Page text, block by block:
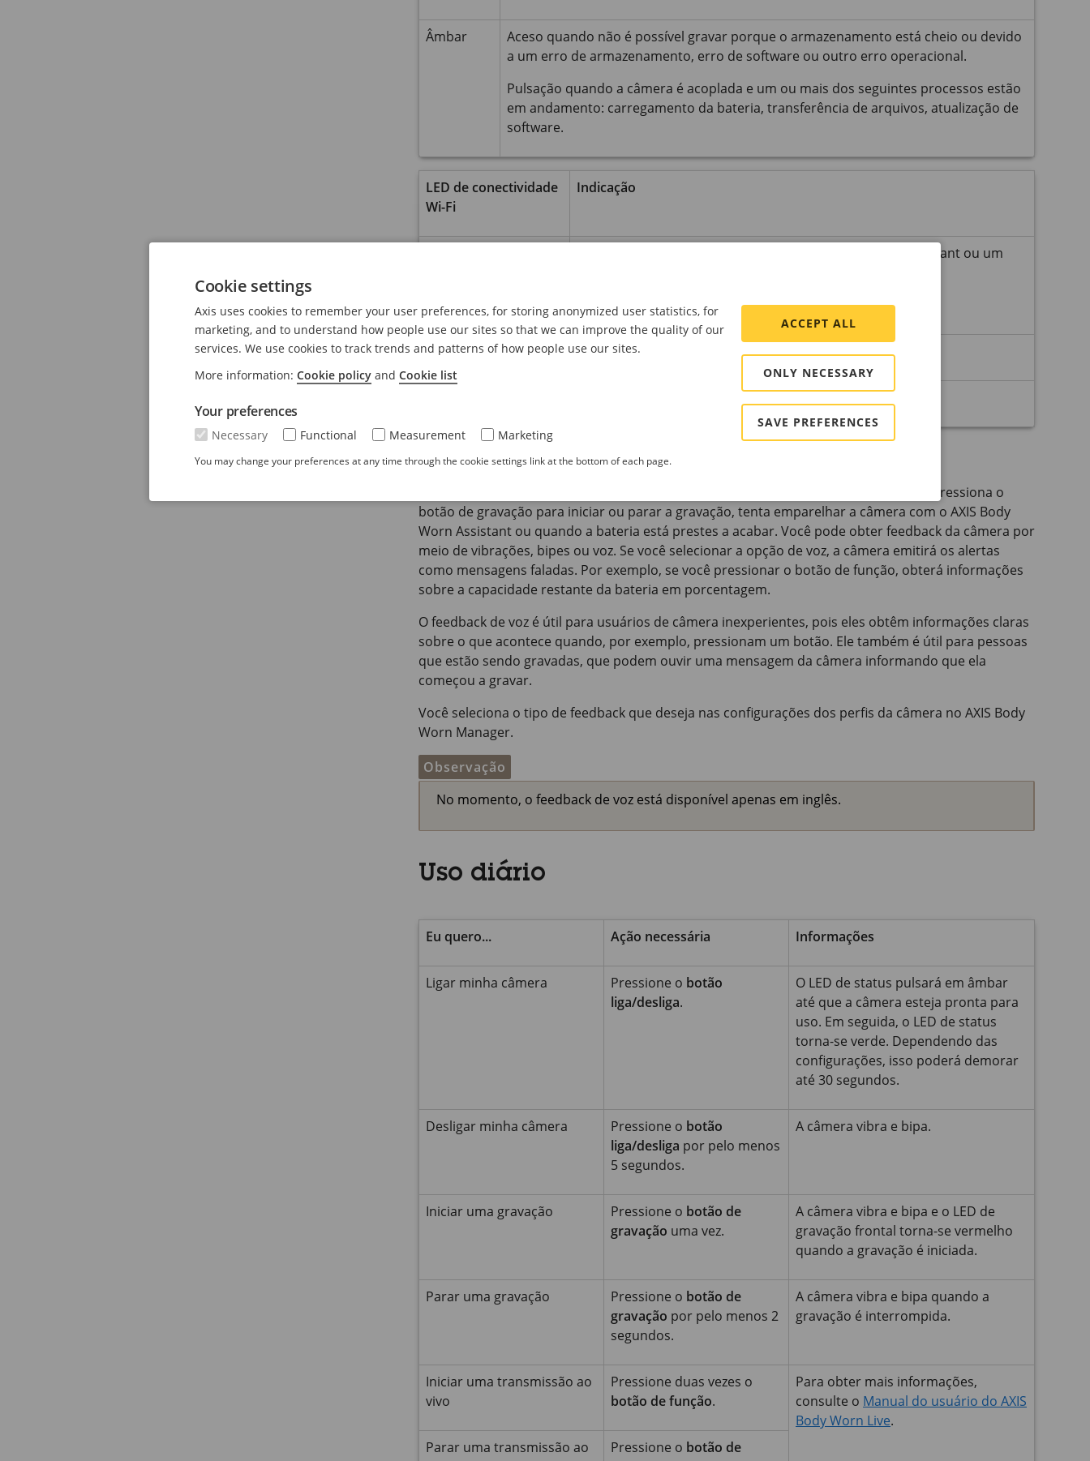
Âmbar
Aceso quando não é possível gravar porque o armazenamento está cheio ou devido
a um erro de armazenamento, erro de software ou outro erro operacional.
Pulsação quando a câmera é acoplada e um ou mais dos seguintes processos estão
em andamento: carregamento da bateria, transferência de arquivos, atualização de
software.
LED de conectividade
Wi-Fi
Indicação
Worn Assistant ou um
Estável ao transmitir para oAXIS BodyWorn Live.
Âmbar Pulsando ao tentar emparelhar/conectar.
Acende quando o emparelhamento/conexão falha.
Feedback de voz
Quando você usa a câmera, ela pode fornecer feedback quando você, por exemplo, pressiona o
botão de gravação para iniciar ou parar a gravação, tenta emparelhar a câmera com o AXIS Body
Worn Assistant ou quando a bateria está prestes a acabar. Você pode obter feedback da câmera por
meio de vibrações, bipes ou voz. Se você selecionar a opção de voz, a câmera emitirá os alertas
como mensagens faladas. Por exemplo, se você pressionar o botão de função, obterá informações
sobre a capacidade restante da bateria em porcentagem.
O feedback de voz é útil para usuários de câmera inexperientes, pois eles obtêm informações claras
sobre o que acontece quando, por exemplo, pressionam um botão. Ele também é útil para pessoas
que estão sendo gravadas, que podem ouvir uma mensagem da câmera informando que ela
começou a gravar.
Você seleciona o tipo de feedback que deseja nas configurações dos perfis da câmera no AXIS Body
Worn Manager.
Observação
No momento, o feedback de voz está disponível apenas em inglês.
Uso diário
Eu quero... Ação necessária Informações
Ligar minha câmera Pressione o botão
liga/desliga.
O LED de status pulsará em âmbar
até que a câmera esteja pronta para
uso. Em seguida, o LED de status
torna-se verde. Dependendo das
configurações, isso poderá demorar
até 30 segundos.
Desligar minha câmera Pressione o botão
liga/desliga por pelo menos
5 segundos.
A câmera vibra e bipa.
Iniciar uma gravação Pressione o botão de
gravação uma vez.
A câmera vibra e bipa e o LED de
gravação frontal torna-se vermelho
quando a gravação é iniciada.
Parar uma gravação Pressione o botão de
gravação por pelo menos 2
segundos.
A câmera vibra e bipa quando a
gravação é interrompida.
Iniciar uma transmissão ao
vivo
Pressione duas vezes o
botão de função.
Para obter mais informações,
consulte o Manual do usuário do AXIS
Body Worn Live.
Parar uma transmissão ao
Pressione o botão de
Cookie settings
Axis uses cookies to remember your user preferences, for storing anonymized user statistics, for
marketing, and to understand how people use our sites so that we can improve the quality of our
services. We use cookies to track trends and patterns of how people use our sites.
More information: Cookie policy and Cookie list
Your preferences
Necessary Functional Measurement Marketing
You may change your preferences at any time through the cookie settings link at the bottom of each page.
ACCEPT ALL
ONLY NECESSARY
SAVE PREFERENCES